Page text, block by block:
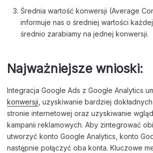
Średnia wartość konwersji (Average
informuje nas o średniej wartości
średnio zarabiamy na jednej konwersji.
Najważniejsze wnioski:
Integracja Google Ads z Google Analytics
konwersji, uzyskiwanie bardziej
stronie internetowej oraz uzyskiwanie
kampanii reklamowych. Aby zintegrować
utworzyć konto Google Analytics, konto
następnie połączyć oba konta. Kluczowe